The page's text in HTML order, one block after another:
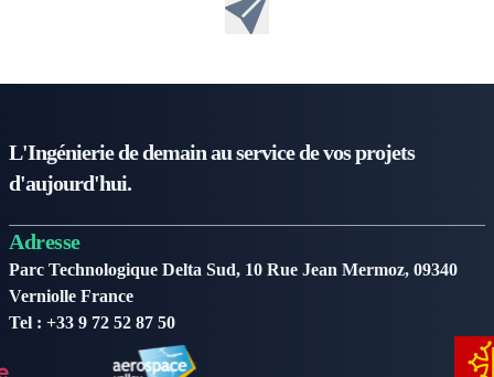
L'Ingénierie de demain au service de vos projets
d'aujourd'hui.
Adresse
Parc Technologique Delta Sud, 10 Rue Jean Mermoz, 09340
Verniolle France
Tel : +33 9 72 52 87 50